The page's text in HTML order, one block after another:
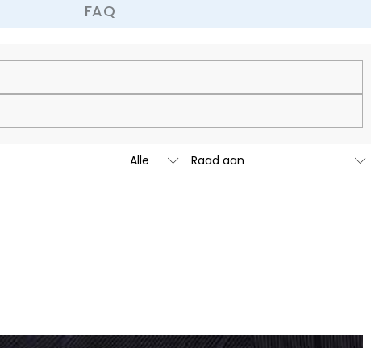
FAQ